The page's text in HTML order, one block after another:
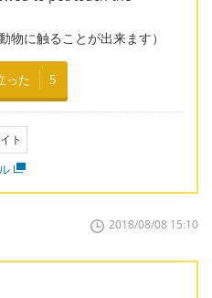
物に触ることが出来ます）
った 5
ト
2018/08/08 15:10